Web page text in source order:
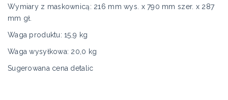
Wymiary z maskownicą: 216 mm wys. x 790 mm szer. x 287
mm gł.
Waga produktu: 15,9 kg
Waga wysyłkowa: 20,0 kg
Sugerowana cena detalic